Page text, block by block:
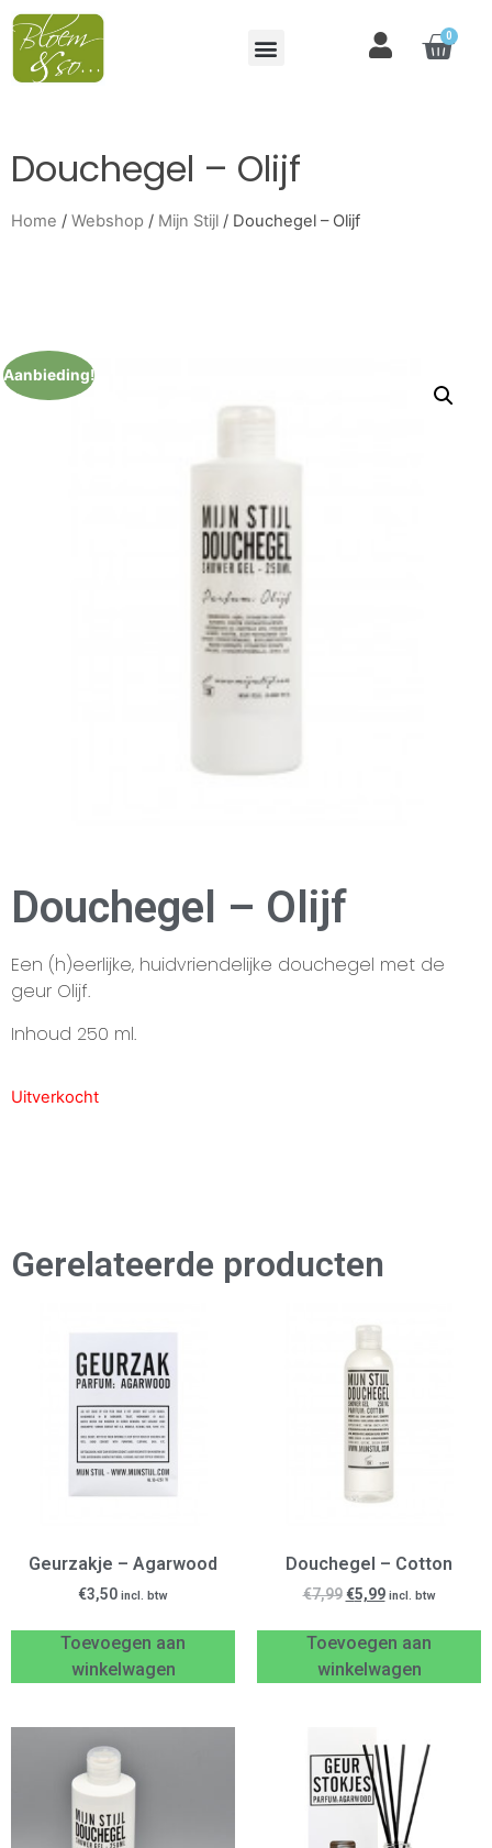
0
Douchegel – Olijf
Home / Webshop / Mijn Stijl / Douchegel – Olijf
Aanbieding!
Douchegel – Olijf
Een (h)eerlijke, huidvriendelijke douchegel met de
geur Olijf.
Inhoud 250 ml.
Uitverkocht
Gerelateerde producten
Geurzakje – Agarwood
€3,50 incl. btw
Toevoegen aan
winkelwagen
Douchegel – Cotton
€7,99 €5,99 incl. btw
Toevoegen aan
winkelwagen